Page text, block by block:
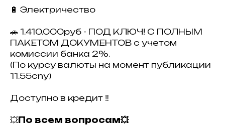
🔋 Электричество
🚗 1.410.000руб - ПОД КЛЮЧ! С ПОЛНЫМ
ПАКЕТОМ ДОКУМЕНТОВ с учетом
комиссии банка 2%.
(По курсу валюты на момент публикации
11.55cny)
Доступно в кредит ‼️
💥 По всем вопросам💥